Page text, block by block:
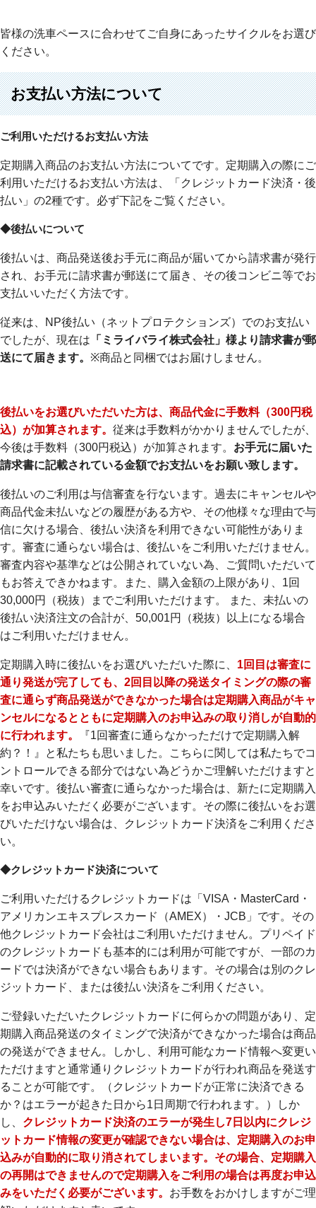
皆様の洗車ペースに合わせてご自身にあったサイクルをお選び
ください。
お支払い方法について
ご利用いただけるお支払い方法
定期購入商品のお支払い方法についてです。定期購入の際にご
利用いただけるお支払い方法は、「クレジットカード決済・後
払い」の2種です。必ず下記をご覧ください。
◆後払いについて
後払いは、商品発送後お手元に商品が届いてから請求書が発行
され、お手元に請求書が郵送にて届き、その後コンビニ等でお
支払いいただく方法です。
従来は、NP後払い（ネットプロテクションズ）でのお支払い
でしたが、現在は 「ミライバライ株式会社」様より請求書が郵
送にて届きます。 ※商品と同梱ではお届けしません。
後払いをお選びいただいた方は、商品代金に手数料（300円税
込）が加算されます。 従来は手数料がかかりませんでしたが、
今後は手数料（300円税込）が加算されます。 お手元に届いた
請求書に記載されている金額でお支払いをお願い致します。
後払いのご利用は与信審査を行ないます。過去にキャンセルや
商品代金未払いなどの履歴がある方や、その他様々な理由で与
信に欠ける場合、後払い決済を利用できない可能性がありま
す。審査に通らない場合は、後払いをご利用いただけません。
審査内容や基準などは公開されていない為、ご質問いただいて
もお答えできかねます。また、購入金額の上限があり、1回
30,000円（税抜）までご利用いただけます。 また、未払いの
後払い決済注文の合計が、50,001円（税抜）以上になる場合
はご利用いただけません。
定期購入時に後払いをお選びいただいた際に、 1回目は審査に
通り発送が完了しても、2回目以降の発送タイミングの際の審
査に通らず商品発送ができなかった場合は定期購入商品がキャ
ンセルになるとともに定期購入のお申込みの取り消しが自動的
に行われます。
『1回審査に通らなかっただけで定期購入解
約？！』と私たちも思いました。こちらに関しては私たちでコ
ントロールできる部分ではない為どうかご理解いただけますと
幸いです。後払い審査に通らなかった場合は、新たに定期購入
をお申込みいただく必要がございます。その際に後払いをお選
びいただけない場合は、クレジットカード決済をご利用くださ
い。
◆クレジットカード決済について
ご利用いただけるクレジットカードは「VISA・MasterCard・
アメリカンエキスプレスカード（AMEX）・JCB」です。その
他クレジットカード会社はご利用いただけません。プリペイド
のクレジットカードも基本的には利用が可能ですが、一部のカ
ードでは決済ができない場合もあります。その場合は別のクレ
ジットカード、または後払い決済をご利用ください。
ご登録いただいたクレジットカードに何らかの問題があり、定
期購入商品発送のタイミングで決済ができなかった場合は商品
の発送ができません。しかし、利用可能なカード情報へ変更い
ただけますと通常通りクレジットカードが行われ商品を発送す
ることが可能です。（クレジットカードが正常に決済できる
か？はエラーが起きた日から1日周期で行われます。）しか
し、 クレジットカード決済のエラーが発生し7日以内にクレジ
ットカード情報の変更が確認できない場合は、定期購入のお申
込みが自動的に取り消されてしまいます。その場合、定期購入
の再開はできませんので定期購入をご利用の場合は再度お申込
みをいただく必要がございます。 お手数をおかけしますがご理